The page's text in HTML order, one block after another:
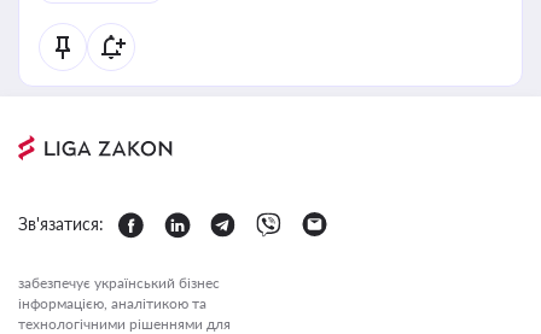
Зв'язатися:
забезпечує український бізнес
інформацією, аналітикою та
технологічними рішеннями для